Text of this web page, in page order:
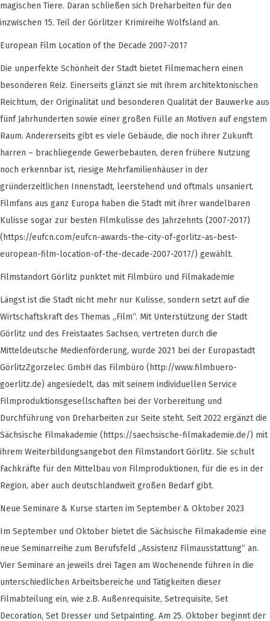
magischen Tiere. Daran schließen sich Dreharbeiten für den
inzwischen 15. Teil der Görlitzer Krimireihe Wolfsland an.
European Film Location of the Decade 2007-2017
Die unperfekte Schönheit der Stadt bietet Filmemachern einen
besonderen Reiz. Einerseits glänzt sie mit ihrem architektonischen
Reichtum, der Originalität und besonderen Qualität der Bauwerke aus
fünf Jahrhunderten sowie einer großen Fülle an Motiven auf engstem
Raum. Andererseits gibt es viele Gebäude, die noch ihrer Zukunft
harren – brachliegende Gewerbebauten, deren frühere Nutzung
noch erkennbar ist, riesige Mehrfamilienhäuser in der
gründerzeitlichen Innenstadt, leerstehend und oftmals unsaniert.
Filmfans aus ganz Europa haben die Stadt mit ihrer wandelbaren
Kulisse sogar zur besten Filmkulisse des Jahrzehnts (2007-2017)
(https://eufcn.com/eufcn-awards-the-city-of-gorlitz-as-best-
european-film-location-of-the-decade-2007-2017/) gewählt.
Filmstandort Görlitz punktet mit Filmbüro und Filmakademie
Längst ist die Stadt nicht mehr nur Kulisse, sondern setzt auf die
Wirtschaftskraft des Themas „Film“. Mit Unterstützung der Stadt
Görlitz und des Freistaates Sachsen, vertreten durch die
Mitteldeutsche Medienförderung, wurde 2021 bei der Europastadt
GörlitzZgorzelec GmbH das Filmbüro (http://www.filmbuero-
goerlitz.de) angesiedelt, das mit seinem individuellen Service
Filmproduktionsgesellschaften bei der Vorbereitung und
Durchführung von Dreharbeiten zur Seite steht. Seit 2022 ergänzt die
Sächsische Filmakademie (https://saechsische-filmakademie.de/) mit
ihrem Weiterbildungsangebot den Filmstandort Görlitz. Sie schult
Fachkräfte für den Mittelbau von Filmproduktionen, für die es in der
Region, aber auch deutschlandweit großen Bedarf gibt.
Neue Seminare & Kurse starten im September & Oktober 2023
Im September und Oktober bietet die Sächsische Filmakademie eine
neue Seminarreihe zum Berufsfeld „Assistenz Filmausstattung“ an.
Vier Seminare an jeweils drei Tagen am Wochenende führen in die
unterschiedlichen Arbeitsbereiche und Tätigkeiten dieser
Filmabteilung ein, wie z.B. Außenrequisite, Setrequisite, Set
Decoration, Set Dresser und Setpainting. Am 25. Oktober beginnt der